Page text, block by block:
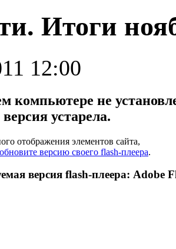
Итоги
12:00
компьютере не
устарела.
отображения элементов сайта,
обновите версию своего flash-плеера.
версия flash-плеера: Adobe